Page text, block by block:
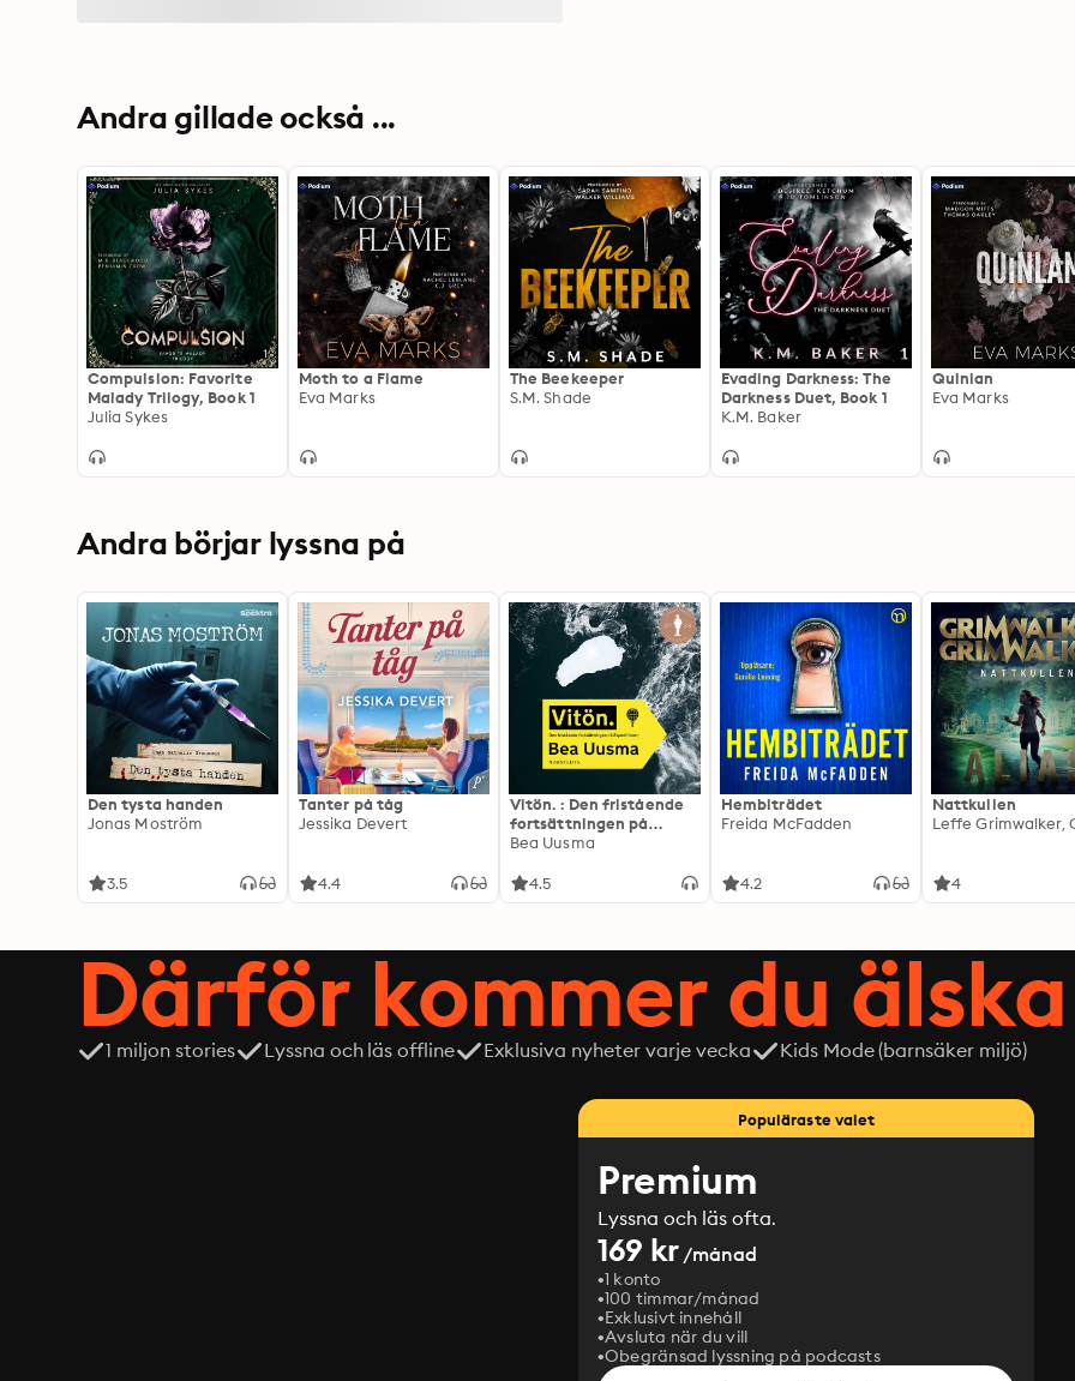
Andra gillade också ...
Compulsion: Favorite
Malady Trilogy, Book 1
Julia Sykes
Moth to a Flame
Eva Marks
The Beekeeper
S.M. Shade
Evading Darkness: The
Darkness Duet, Book 1
K.M. Baker
Quinlan
Eva Marks
Andra börjar lyssna på
Den tysta handen
Jonas Moström
3.5
Tanter på tåg
Jessika Devert
4.4
Vitön. : Den fristående
fortsättningen på
Expeditionen
Bea Uusma
4.5
Hembiträdet
Freida McFadden
4.2
Nattkullen
4
Därför kommer du
1 miljon stories Lyssna och läs offline Exklusiva nyheter varje vecka Kids Mode (barnsäker miljö)
Populäraste valet
Premium
Lyssna och läs ofta.
169 kr/månad
1 konto
100 timmar/månad
Exklusivt innehåll
Avsluta när du vill
Obegränsad lyssning på podcasts